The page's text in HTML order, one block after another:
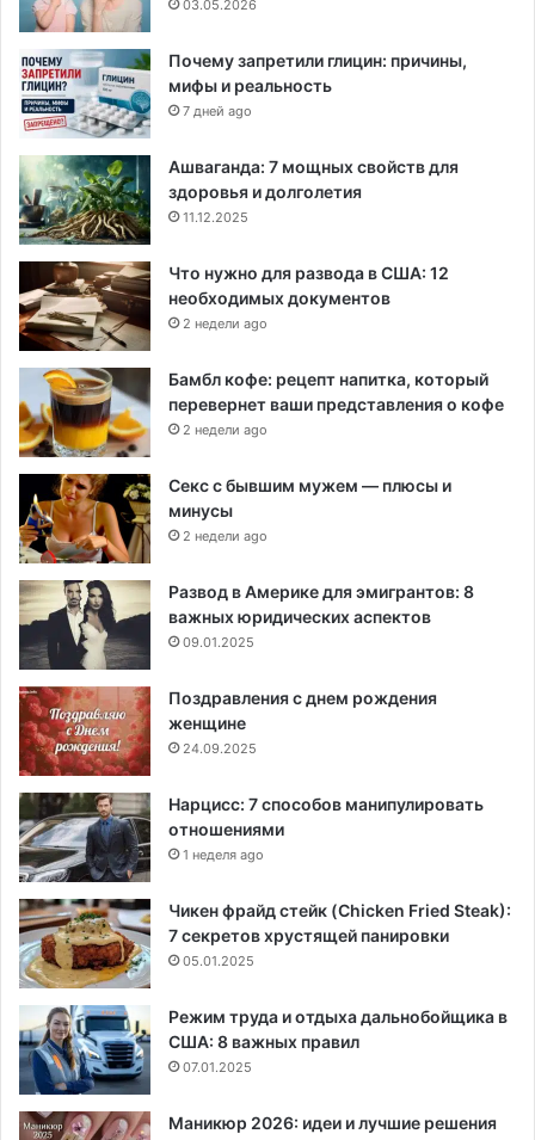
03.05.2026
Почему запретили глицин: причины,
мифы и реальность
7 дней ago
Ашваганда: 7 мощных свойств для
здоровья и долголетия
11.12.2025
Что нужно для развода в США: 12
необходимых документов
2 недели ago
Бамбл кофе: рецепт напитка, который
перевернет ваши представления о кофе
2 недели ago
Секс с бывшим мужем — плюсы и
минусы
2 недели ago
Развод в Америке для эмигрантов: 8
важных юридических аспектов
09.01.2025
Поздравления с днем рождения
женщине
24.09.2025
Нарцисс: 7 способов манипулировать
отношениями
1 неделя ago
Чикен фрайд стейк (Chicken Fried Steak):
7 секретов хрустящей панировки
05.01.2025
Режим труда и отдыха дальнобойщика в
США: 8 важных правил
07.01.2025
Маникюр 2026: идеи и лучшие решения